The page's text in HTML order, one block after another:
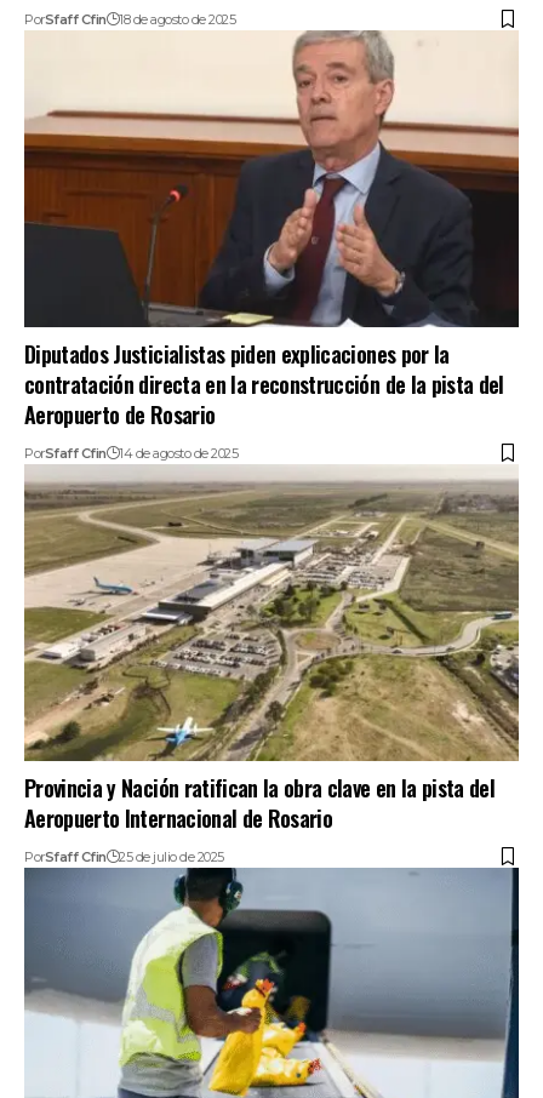
PorSfaff Cfin 18 de agosto de 2025
Diputados Justicialistas piden explicaciones por la
contratación directa en la reconstrucción de la pista del
Aeropuerto de Rosario
PorSfaff Cfin 14 de agosto de 2025
Provincia y Nación ratifican la obra clave en la pista del
Aeropuerto Internacional de Rosario
PorSfaff Cfin 25 de julio de 2025